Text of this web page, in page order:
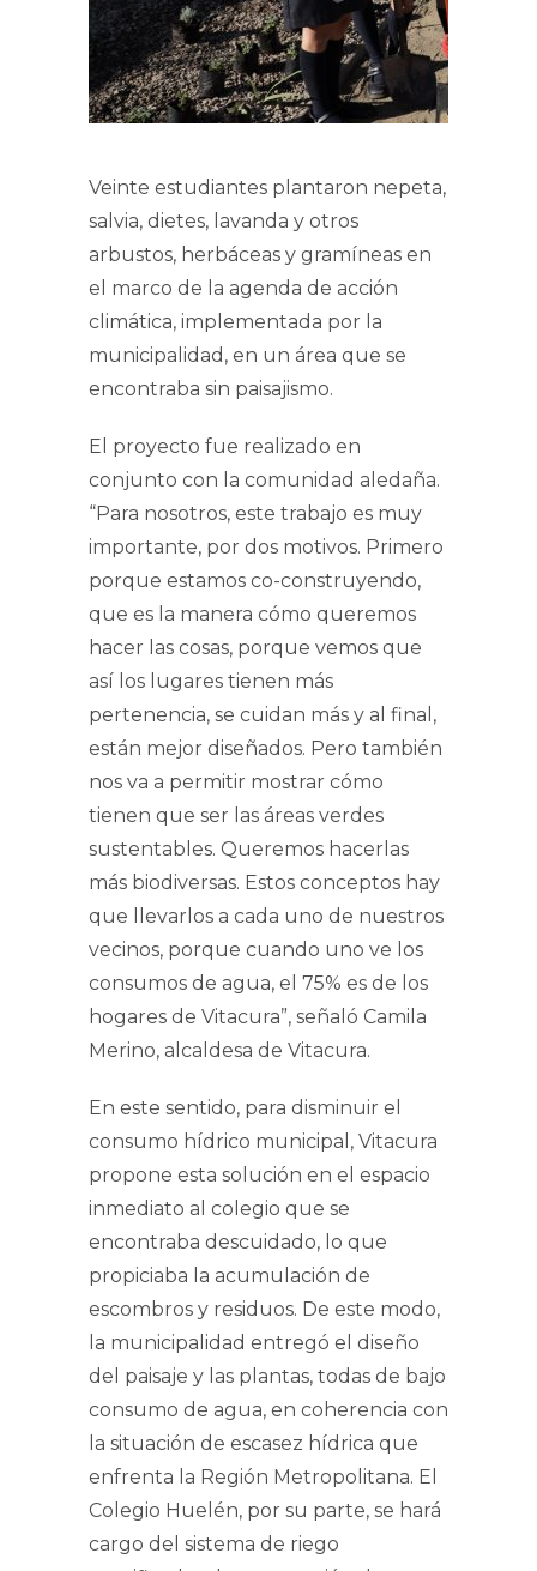
Veinte estudiantes plantaron nepeta,
salvia, dietes, lavanda y otros
arbustos, herbáceas y gramíneas en
el marco de la agenda de acción
climática, implementada por la
municipalidad, en un área que se
encontraba sin paisajismo.
El proyecto fue realizado en
conjunto con la comunidad aledaña.
“Para nosotros, este trabajo es muy
importante, por dos motivos. Primero
porque estamos co-construyendo,
que es la manera cómo queremos
hacer las cosas, porque vemos que
así los lugares tienen más
pertenencia, se cuidan más y al final,
están mejor diseñados. Pero también
nos va a permitir mostrar cómo
tienen que ser las áreas verdes
sustentables. Queremos hacerlas
más biodiversas. Estos conceptos hay
que llevarlos a cada uno de nuestros
vecinos, porque cuando uno ve los
consumos de agua, el 75% es de los
hogares de Vitacura”, señaló Camila
Merino, alcaldesa de Vitacura.
En este sentido, para disminuir el
consumo hídrico municipal, Vitacura
propone esta solución en el espacio
inmediato al colegio que se
encontraba descuidado, lo que
propiciaba la acumulación de
escombros y residuos. De este modo,
la municipalidad entregó el diseño
del paisaje y las plantas, todas de bajo
consumo de agua, en coherencia con
la situación de escasez hídrica que
enfrenta la Región Metropolitana. El
Colegio Huelén, por su parte, se hará
cargo del sistema de riego